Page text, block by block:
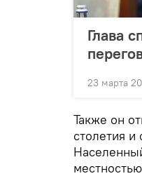
Глава
23 марта
Также он
столетия